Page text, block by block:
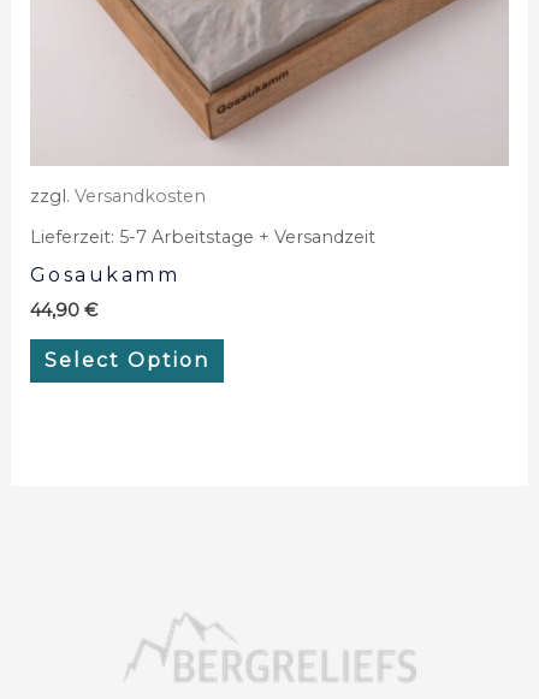
zzgl. Versandkosten
Lieferzeit: 5-7 Arbeitstage + Versandzeit
Gosaukamm
44,90 €
Select Option